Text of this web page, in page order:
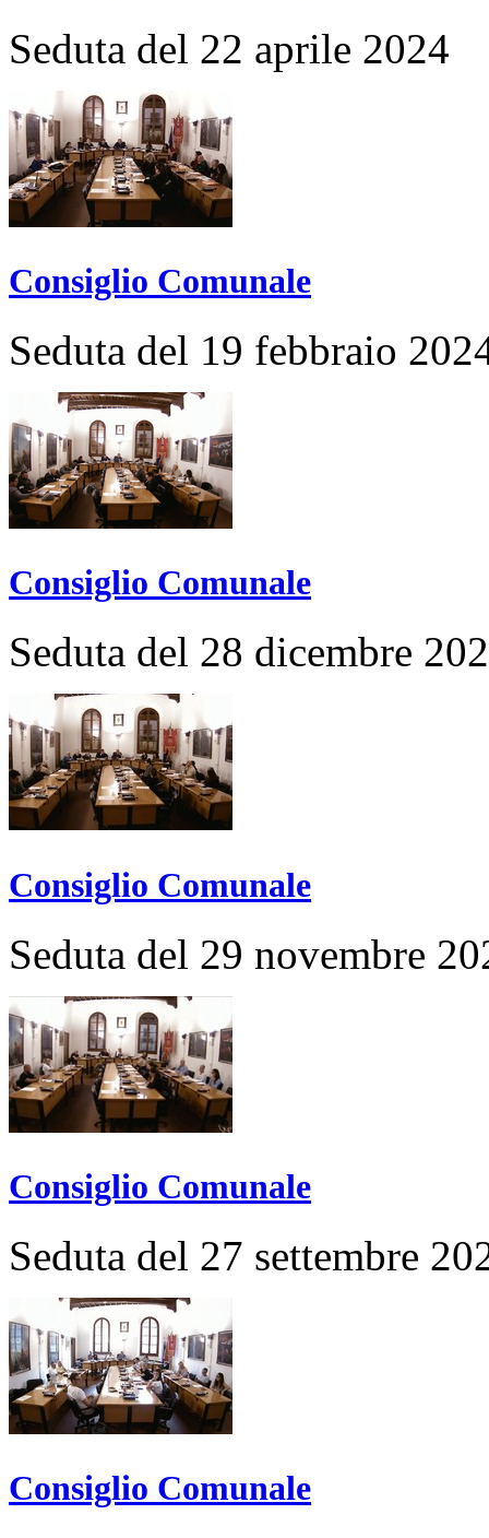
Seduta del 22 aprile 2024
Consiglio Comunale
Seduta del 19 febbraio
Consiglio Comunale
Seduta del 28 dicembre
Consiglio Comunale
Seduta del 29 novembre
Consiglio Comunale
Seduta del 27 settembre
Consiglio Comunale